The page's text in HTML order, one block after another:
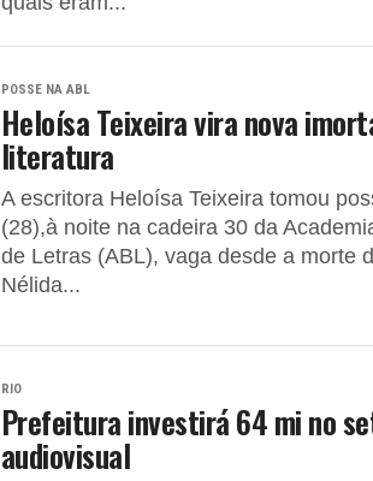
POSSE NA ABL
Heloísa Teixeira vira nova
literatura
A escritora Heloísa Teixeira tomou
(28),à noite na cadeira 30 da
de Letras (ABL), vaga desde a morte
Nélida...
RIO
Prefeitura investirá 64 mi no
audiovisual